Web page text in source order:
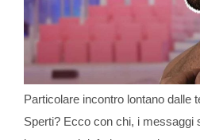
Particolare incontro lontano dalle
Sperti? Ecco con chi, i messaggi